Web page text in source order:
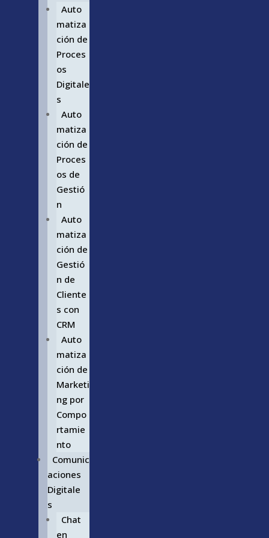
Auto
matiza
ción de
Proces
os
Digitale
s
Auto
matiza
ción de
Proces
os de
Gestió
n
Auto
matiza
ción de
Gestió
n de
Cliente
s con
CRM
Auto
matiza
ción de
Marketi
ng por
Compo
rtamie
nto
Comunic
aciones
Digitale
s
Chat
en